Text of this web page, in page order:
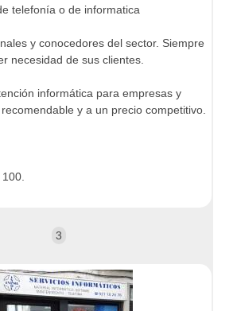
telefonía o de informatica
y conocedores del sector. Siempre
necesidad de sus clientes.
informática para empresas y
y a un precio competitivo.
3